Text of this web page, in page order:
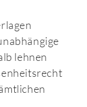
lehnen